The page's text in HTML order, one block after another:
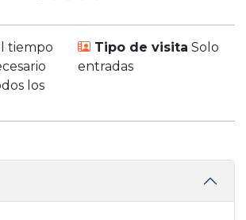
tiempo
Tipo de visita Solo
entradas
los